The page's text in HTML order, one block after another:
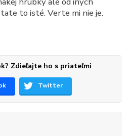
to isté. Verte mi nie je.
Zdieľajte ho s priateľmi
Twitter